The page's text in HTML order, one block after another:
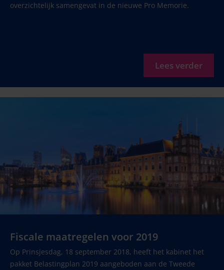
overzichtelijk samengevat in de nieuwe Pro Memorie.
Lees verder
Fiscale maatregelen voor 2019
Op Prinsjesdag, 18 september 2018, heeft het kabinet het
pakket Belastingplan 2019 aangeboden aan de Tweede